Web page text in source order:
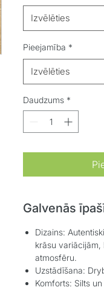
Izvēlēties
Pieejamība *
Izvēlēties
Daudzums *
Galvenās
Dizains:
krāsu variācijām,
atmosfēru.
Uzstādīšana:
Komforts: Silts